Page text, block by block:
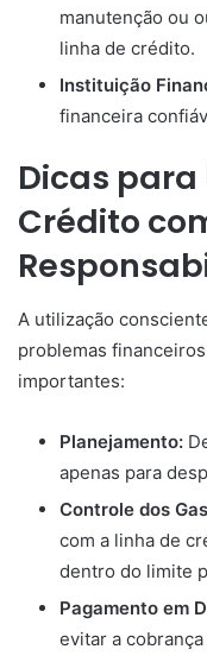
manutenção ou
linha de crédito.
Instituição
financeira
Dicas para
Crédito
A utilização
problemas
importantes:
Planejamento:
apenas para
Controle dos
com a linha de
dentro do limite
Pagamento em
evitar a